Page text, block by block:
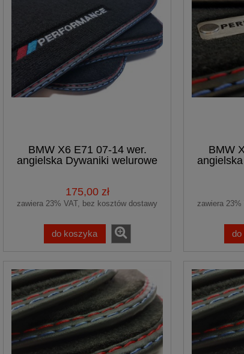
Dywaniki do AUDI Q7 I 4L 2005-
2015 welurowe Premium
samochodowe
Dywaniki do
2017
BMW X6 E71 07-14 wer.
angielska Dywaniki welurowe
175,00 zł
zawiera 23% VAT, bez kosztów dostawy
do koszyka
BMW
zawiera
do